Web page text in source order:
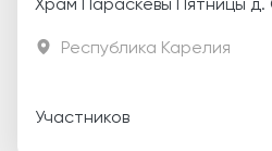
Храм Параскевы Пятницы
Республика Карелия
Участников